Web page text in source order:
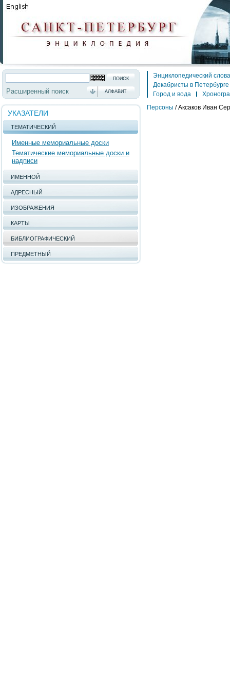
Расширенный поиск АЛФАВИТ
УКАЗАТЕЛИ
ТЕМАТИЧЕСКИЙ
Именные мемориальные доски
Тематические мемориальные доски и
надписи
ИМЕННОЙ
АДРЕСНЫЙ
ИЗОБРАЖЕНИЯ
КАРТЫ
БИБЛИОГРАФИЧЕСКИЙ
ПРЕДМЕТНЫЙ
Энциклопедический
Декабристы в Петербурге
Город и вода
Персоны / Аксаков Иван